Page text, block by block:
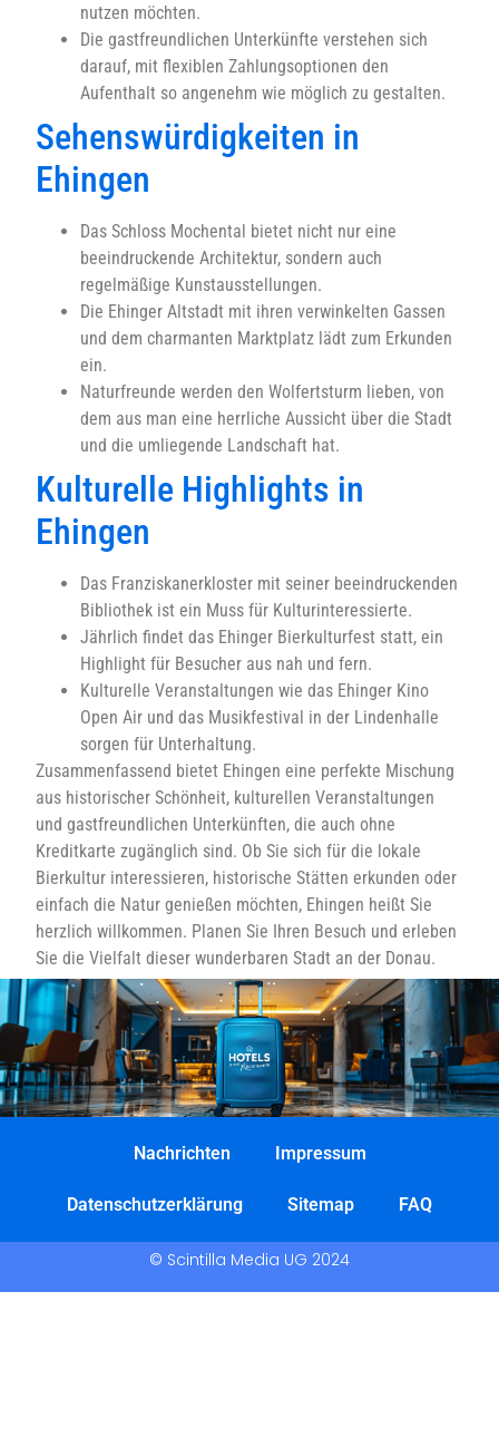
nutzen möchten.
Die gastfreundlichen Unterkünfte verstehen sich
darauf, mit flexiblen Zahlungsoptionen den
Aufenthalt so angenehm wie möglich zu gestalten.
Sehenswürdigkeiten in
Ehingen
Das Schloss Mochental bietet nicht nur eine
beeindruckende Architektur, sondern auch
regelmäßige Kunstausstellungen.
Die Ehinger Altstadt mit ihren verwinkelten Gassen
und dem charmanten Marktplatz lädt zum Erkunden
ein.
Naturfreunde werden den Wolfertsturm lieben, von
dem aus man eine herrliche Aussicht über die Stadt
und die umliegende Landschaft hat.
Kulturelle Highlights in
Ehingen
Das Franziskanerkloster mit seiner beeindruckenden
Bibliothek ist ein Muss für Kulturinteressierte.
Jährlich findet das Ehinger Bierkulturfest statt, ein
Highlight für Besucher aus nah und fern.
Kulturelle Veranstaltungen wie das Ehinger Kino
Open Air und das Musikfestival in der Lindenhalle
sorgen für Unterhaltung.
Zusammenfassend bietet Ehingen eine perfekte Mischung
aus historischer Schönheit, kulturellen Veranstaltungen
und gastfreundlichen Unterkünften, die auch ohne
Kreditkarte zugänglich sind. Ob Sie sich für die lokale
Bierkultur interessieren, historische Stätten erkunden oder
einfach die Natur genießen möchten, Ehingen heißt Sie
herzlich willkommen. Planen Sie Ihren Besuch und erleben
Sie die Vielfalt dieser wunderbaren Stadt an der Donau.
Nachrichten Impressum
Datenschutzerklärung Sitemap FAQ
© Scintilla Media UG 2024